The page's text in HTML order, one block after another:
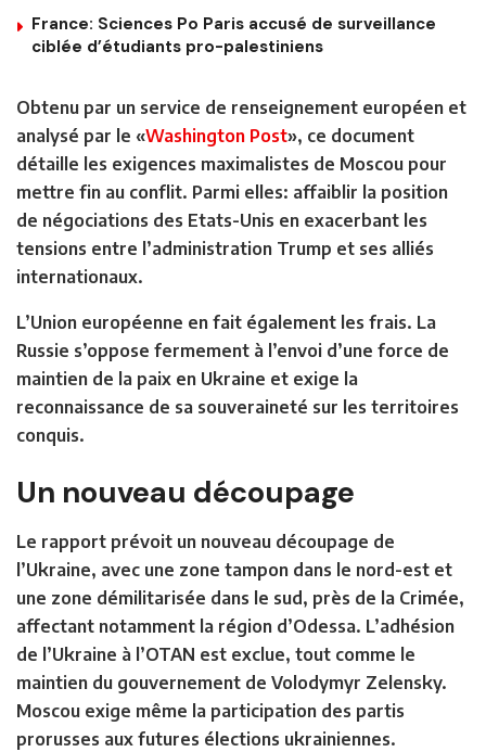
France: Sciences Po Paris accusé de surveillance
ciblée d’étudiants pro-palestiniens
Obtenu par un service de renseignement européen et
analysé par le «Washington Post», ce document
détaille les exigences maximalistes de Moscou pour
mettre fin au conflit. Parmi elles: affaiblir la position
de négociations des Etats-Unis en exacerbant les
tensions entre l’administration Trump et ses alliés
internationaux.
L’Union européenne en fait également les frais. La
Russie s’oppose fermement à l’envoi d’une force de
maintien de la paix en Ukraine et exige la
reconnaissance de sa souveraineté sur les territoires
conquis.
Un nouveau découpage
Le rapport prévoit un nouveau découpage de
l’Ukraine, avec une zone tampon dans le nord-est et
une zone démilitarisée dans le sud, près de la Crimée,
affectant notamment la région d’Odessa. L’adhésion
de l’Ukraine à l’OTAN est exclue, tout comme le
maintien du gouvernement de Volodymyr Zelensky.
Moscou exige même la participation des partis
prorusses aux futures élections ukrainiennes.